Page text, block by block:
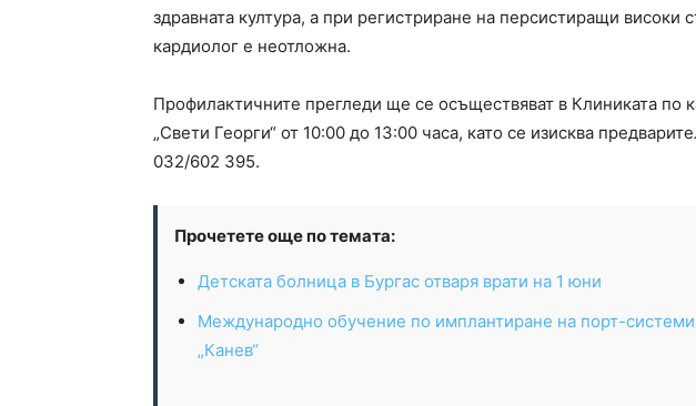
здравната култура, а при регистриране на персистиращи високи
кардиолог е неотложна.
Профилактичните прегледи ще се осъществяват в Клиниката по
„Свети Георги“ от 10:00 до 13:00 часа, като се изисква
032/602 395.
Прочетете още по темата:
Детската болница в Бургас отваря врати на 1 юни
Международно обучение по имплантиране на порт-
„Канев“